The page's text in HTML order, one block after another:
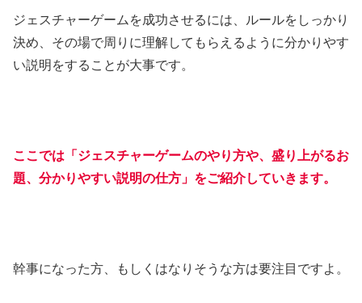
ジェスチャーゲームを成功させるには、ルールをしっかり
決め、その場で周りに理解してもらえるように分かりやす
い説明をすることが大事です。
ここでは「ジェスチャーゲームのやり方や、盛り上がるお
題、分かりやすい説明の仕方」をご紹介していきます。
幹事になった方、もしくはなりそうな方は要注目ですよ。